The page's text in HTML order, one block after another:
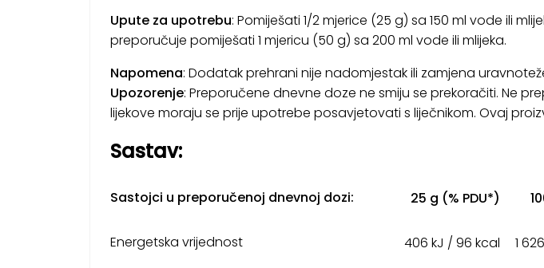
Upute za upotrebu: Pomiješati 1/2 mjerice (25 g) sa 150 ml vode ili
preporučuje pomiješati 1 mjericu (50 g) sa 200 ml vode ili mlijeka.
Napomena: Dodatak prehrani nije nadomjestak ili zamjena
Upozorenje: Preporučene dnevne doze ne smiju se prekoračiti. Ne
lijekove moraju se prije upotrebe posavjetovati s liječnikom. Ovaj
Sastav:
Sastojci u preporučenoj dnevnoj dozi: 25 g (% PDU*)
Energetska vrijednost 406 kJ / 96 kcal 1